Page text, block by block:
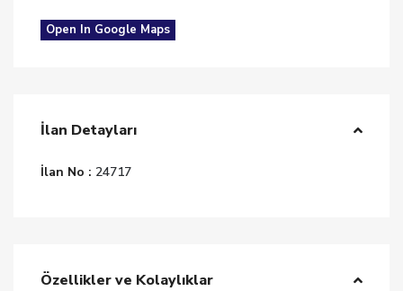
Open In Google Maps
İlan Detayları
İlan No : 24717
Özellikler ve Kolaylıklar